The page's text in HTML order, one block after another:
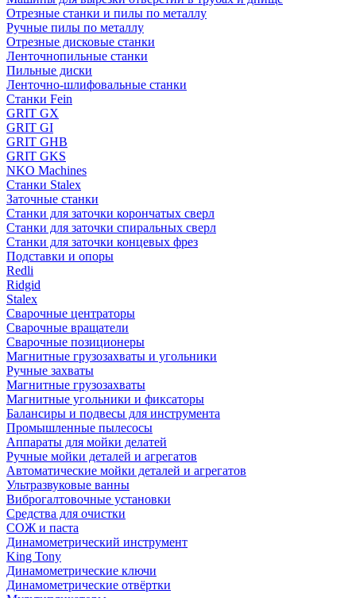
Отрезные станки и пилы по металлу
Ручные пилы по металлу
Отрезные дисковые станки
Ленточнопильные станки
Пильные диски
Ленточно-шлифовальные станки
Станки Fein
GRIT GX
GRIT GI
GRIT GHB
GRIT GKS
NKO Machines
Станки Stalex
Заточные станки
Станки для заточки корончатых сверл
Станки для заточки спиральных сверл
Станки для заточки концевых фрез
Подставки и опоры
Redli
Ridgid
Stalex
Сварочные центраторы
Сварочные вращатели
Сварочные позиционеры
Магнитные грузозахваты и угольники
Ручные захваты
Магнитные грузозахваты
Магнитные угольники и фиксаторы
Балансиры и подвесы для инструмента
Промышленные пылесосы
Аппараты для мойки делатей
Ручные мойки деталей и агрегатов
Автоматические мойки деталей и агрегатов
Ультразвуковые ванны
Виброгалтовочные установки
Средства для очистки
СОЖ и паста
Динамометрический инструмент
King Tony
Динамометрические ключи
Динамометрические отвёртки